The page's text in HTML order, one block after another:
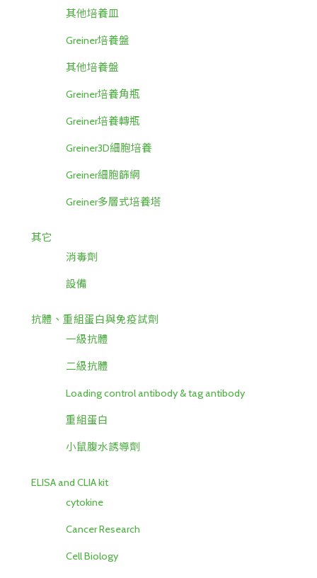
其他培養皿
Greiner培養盤
其他培養盤
Greiner培養角瓶
Greiner培養轉瓶
Greiner3D細胞培養
Greiner細胞篩網
Greiner多層式培養塔
其它
消毒劑
設備
抗體、重組蛋白與免疫試劑
一級抗體
二級抗體
Loading control antibody & tag antibody
重組蛋白
小鼠腹水誘導劑
ELISA and CLIA kit
cytokine
Cancer Research
Cell Biology